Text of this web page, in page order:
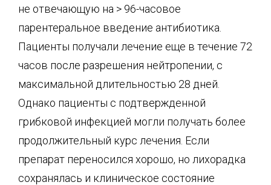
не отвечающую на > 96-часовое
парентеральное введение антибиотика.
Пациенты получали лечение еще в течение 72
часов после разрешения нейтропении, с
максимальной длительностью 28 дней.
Однако пациенты с подтвержденной
грибковой инфекцией могли получать более
продолжительный курс лечения. Если
препарат переносился хорошо, но лихорадка
сохранялась и клиническое состояние